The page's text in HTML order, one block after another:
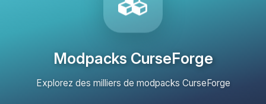
Modpacks CurseForge
Explorez des milliers de modpacks CurseForge